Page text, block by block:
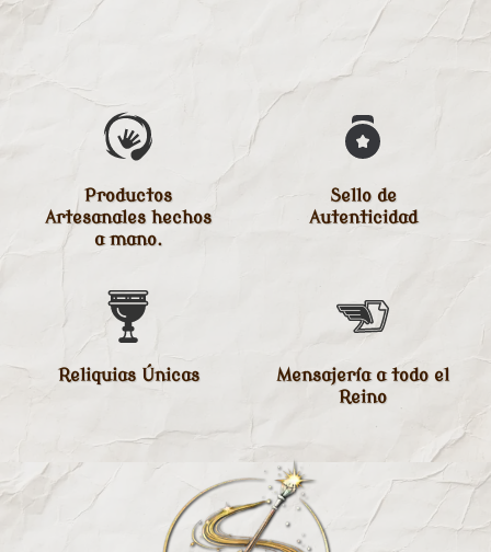
Productos
Artesanales hechos
a mano.
Sello de
Autenticidad
Reliquias Únicas
Mensajería a todo el
Reino